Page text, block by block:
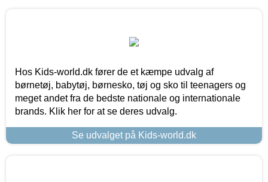
Hos Kids-world.dk fører de et kæmpe udvalg af
børnetøj, babytøj, børnesko, tøj og sko til teenagers og
meget andet fra de bedste nationale og internationale
brands. Klik her for at se deres udvalg.
Se udvalget på Kids-world.dk